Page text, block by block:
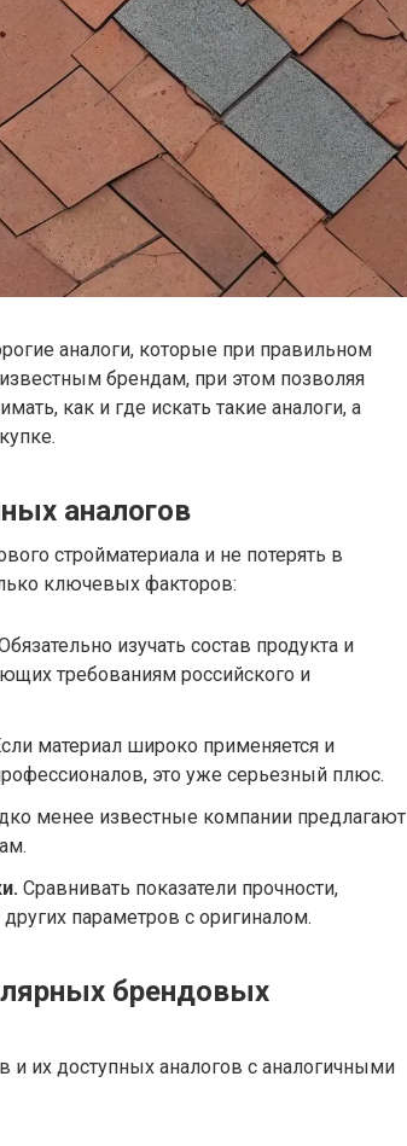
аналоги, которые при правильном
брендам, при этом позволяя
как и где искать такие аналоги, а
аналогов
стройматериала и не потерять в
ключевых факторов:
изучать состав продукта и
требованиям российского и
материал широко применяется и
это уже серьезный плюс.
менее известные компании предлагают
Сравнивать показатели прочности,
параметров с оригиналом.
брендовых
и их доступных аналогов с аналогичными